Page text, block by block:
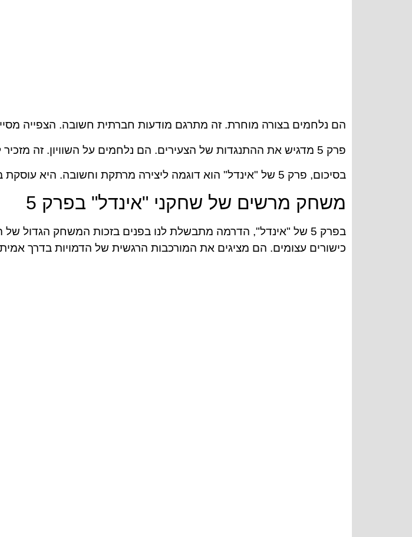
הם נלחמים בצורה מוחרת. זה מתרגם מודעות חברתית חשובה. הצפייה
פרק 5 מדגיש את ההתנגדות של הצעירים. הם נלחמים על השוויון. זה מזכיר לנו על האתגרים שהם עוברים.
בסיכום, פרק 5 של "אינדל" הוא דוגמה ליצירה מרתקת וחשובה. היא עוסקת בנושאים חברתיים. מניעה שינוי תוך כדי זה.
משחק מרשים של שחקני "אינדל" בפרק 5
בפרק 5 של "אינדל", הדרמה מתבשלת לנו בפנים בזכות המשחק הגדול של השחקנים.
כישורים עצומים. הם מציגים את המורכבות הרגשית של הדמויות בדרך